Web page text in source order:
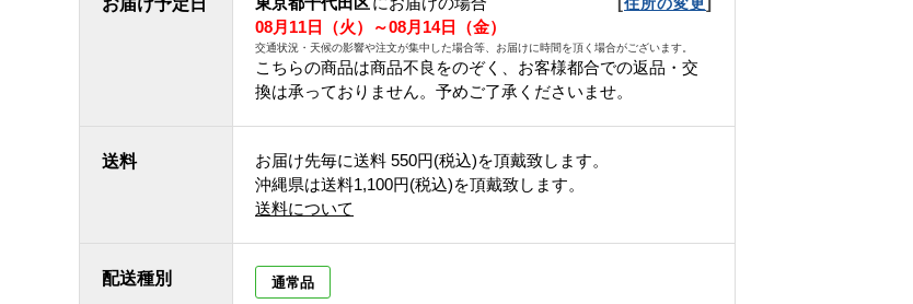
お届け予定日
08月11日（火）～08月14日（金）
交通状況・天候の影響や注文が集中した場合等、お届けに時間を頂く場合がございます。
こちらの商品は商品不良をのぞく、お客様都合での返品・交
換は承っておりません。予めご了承くださいませ。
送料 お届け先毎に送料 550円(税込)を頂戴致します。
沖縄県は送料1,100円(税込)を頂戴致します。
送料について
配送種別 通常品